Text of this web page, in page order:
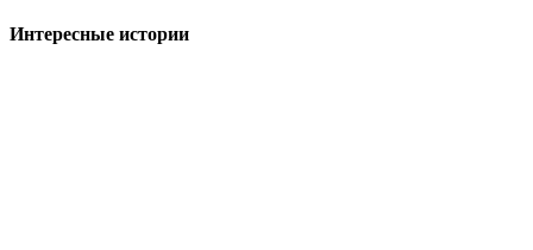
Интересные истории